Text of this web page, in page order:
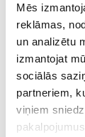
Mēs
reklāmas,
un analizētu
izmantojat
sociālās
partneriem,
viņiem
pakalpojumus.
slimnīcā
09. Jul 09:55